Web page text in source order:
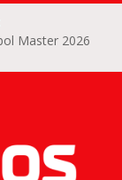
Master 2026